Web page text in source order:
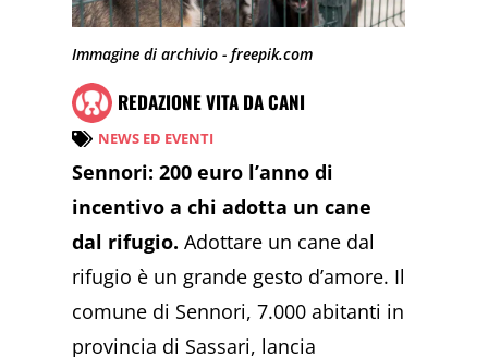
Immagine di archivio - freepik.com
REDAZIONE VITA DA CANI
NEWS ED EVENTI
Sennori: 200 euro l’anno di
incentivo a chi adotta un cane
dal rifugio.Adottare un cane dal
rifugio è un grande gesto d’amore. Il
comune di Sennori, 7.000 abitanti in
provincia di Sassari, lancia